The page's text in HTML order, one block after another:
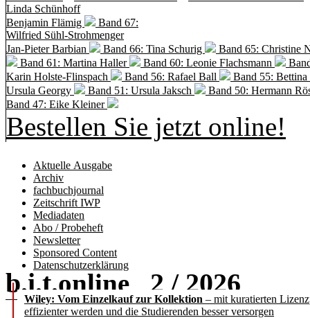
Linda Schünhoff
Benjamin Flämig
Band 67:
Wilfried Sühl-Strohmenger
Jan-Pieter Barbian
Band 66: Tina Schurig
Band 65: Christine
Band 61: Martina Haller
Band 60: Leonie Flachsmann
Karin Holste-Flinspach
Band 56: Rafael Ball
Band 55:
Ursula Georgy
Band 51: Ursula Jaksch Band 50: Hermann
Band 47: Eike Kleiner
Bestellen Sie jetzt online!
Aktuelle Ausgabe
Archiv
fachbuchjournal
Zeitschrift IWP
Mediadaten
Abo / Probeheft
Newsletter
Sponsored Content
Datenschutzerklärung
Wiley: Vom Einzelkauf zur Kollektion – mit kuratierten
effizienter werden und die Studierenden besser versorgen
b.i.t.online 2 / 2026